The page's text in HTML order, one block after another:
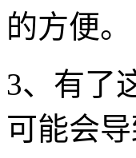
的方便。
3、有了
可能会